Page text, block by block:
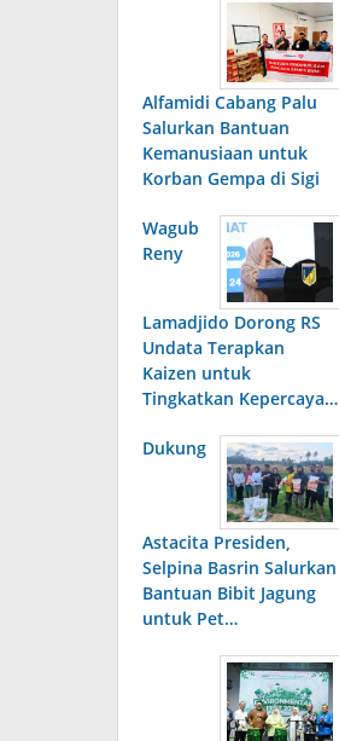
Alfamidi Cabang Palu
Salurkan Bantuan
Kemanusiaan untuk
Korban Gempa di Sigi
Wagub
Reny
Lamadjido Dorong RS
Undata Terapkan
Kaizen untuk
Tingkatkan Kepercaya…
Dukung
Astacita Presiden,
Selpina Basrin Salurkan
Bantuan Bibit Jagung
untuk Pet…